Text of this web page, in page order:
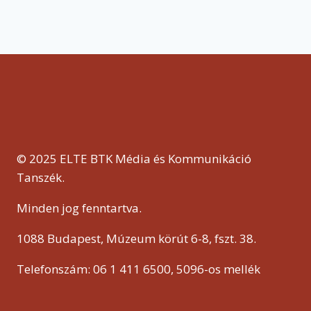
© 2025 ELTE BTK Média és Kommunikáció
Tanszék.
Minden jog fenntartva.
1088 Budapest, Múzeum körút 6-8, fszt. 38.
Telefonszám: 06 1 411 6500, 5096-os mellék